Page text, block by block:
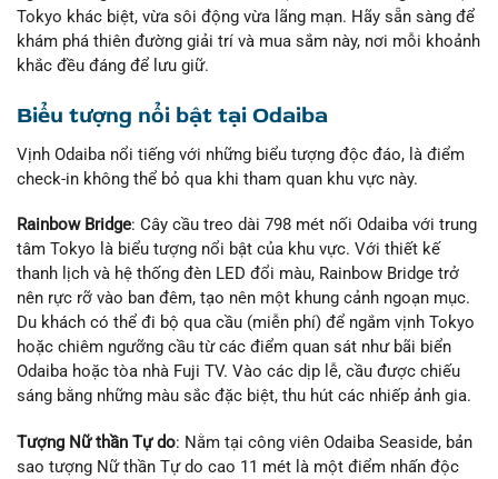
Tokyo khác biệt, vừa sôi động vừa lãng mạn. Hãy sẵn sàng để
khám phá thiên đường giải trí và mua sắm này, nơi mỗi khoảnh
khắc đều đáng để lưu giữ.
Biểu tượng nổi bật tại Odaiba
Vịnh Odaiba nổi tiếng với những biểu tượng độc đáo, là điểm
check-in không thể bỏ qua khi tham quan khu vực này.
Rainbow Bridge: Cây cầu treo dài 798 mét nối Odaiba với trung
tâm Tokyo là biểu tượng nổi bật của khu vực. Với thiết kế
thanh lịch và hệ thống đèn LED đổi màu, Rainbow Bridge trở
nên rực rỡ vào ban đêm, tạo nên một khung cảnh ngoạn mục.
Du khách có thể đi bộ qua cầu (miễn phí) để ngắm vịnh Tokyo
hoặc chiêm ngưỡng cầu từ các điểm quan sát như bãi biển
Odaiba hoặc tòa nhà Fuji TV. Vào các dịp lễ, cầu được chiếu
sáng bằng những màu sắc đặc biệt, thu hút các nhiếp ảnh gia.
Tượng Nữ thần Tự do: Nằm tại công viên Odaiba Seaside, bản
sao tượng Nữ thần Tự do cao 11 mét là một điểm nhấn độc